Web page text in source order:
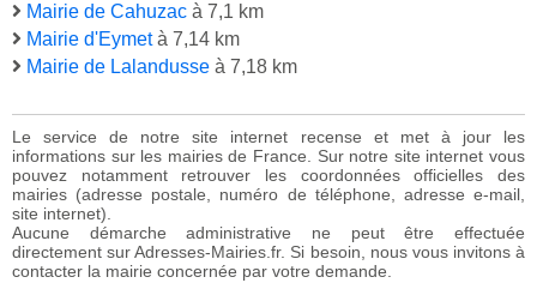
Mairie de Cahuzac à 7,1 km
Mairie d'Eymetà 7,14 km
Mairie de Lalandusse à 7,18 km
Le service de notre site internet recense et met à jour les
informations sur les mairies de France. Sur notre site internet vous
pouvez notamment retrouver les coordonnées officielles des
mairies (adresse postale, numéro de téléphone, adresse e-mail,
site internet).
Aucune démarche administrative ne peut être effectuée
directement sur Adresses-Mairies.fr. Si besoin, nous vous invitons à
contacter la mairie concernée par votre demande.